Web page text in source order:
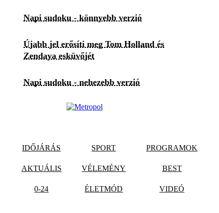
Napi sudoku - könnyebb verzió
Újabb jel erősíti meg Tom Holland és
Zendaya esküvőjét
Napi sudoku - nehezebb verzió
IDŐJÁRÁS SPORT PROGRAMOK
AKTUÁLIS VÉLEMÉNY BEST
0-24 ÉLETMÓD VIDEÓ